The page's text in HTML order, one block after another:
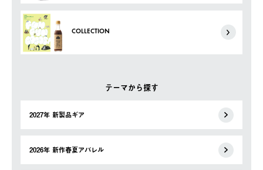
COLLECTION
テーマから探す
2027年 新製品ギア
2026年 新作春夏アパレル